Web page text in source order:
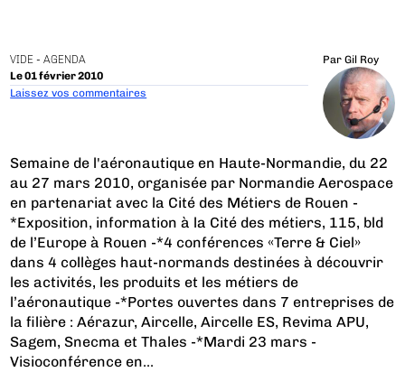
VIDE - AGENDA
Le 01 février 2010
Par Gil Roy
Laissez vos commentaires
Semaine de l'aéronautique en Haute-Normandie, du 22
au 27 mars 2010, organisée par Normandie Aerospace
en partenariat avec la Cité des Métiers de Rouen -
*Exposition, information à la Cité des métiers, 115, bld
de l’Europe à Rouen -*4 conférences «Terre & Ciel»
dans 4 collèges haut-normands destinées à découvrir
les activités, les produits et les métiers de
l’aéronautique -*Portes ouvertes dans 7 entreprises de
la filière : Aérazur, Aircelle, Aircelle ES, Revima APU,
Sagem, Snecma et Thales -*Mardi 23 mars -
Visioconférence en...